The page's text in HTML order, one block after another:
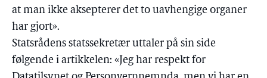
at man ikke aksepterer det to uavhengige organer
har gjort».
Statsrådens statssekretær uttaler på sin side
følgende i artikkelen: «Jeg har respekt for